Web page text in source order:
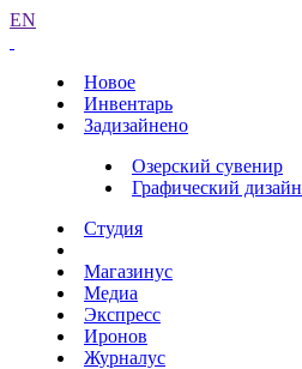
EN
Новое
Инвентарь
Задизайнено
Озерский сувенир
Графический дизайн
Студия
Магазинус
Медиа
Экспресс
Иронов
Журналус